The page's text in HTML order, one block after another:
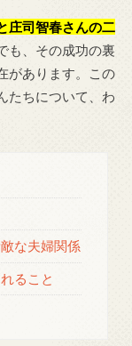
庄司智春さんの二
も、その成功の裏
があります。この
たちについて、わ
な夫婦関係
ること